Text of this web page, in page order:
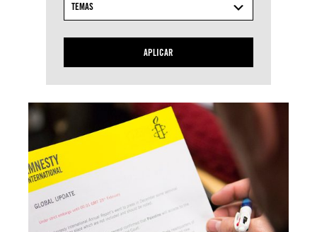
TEMAS
APLICAR